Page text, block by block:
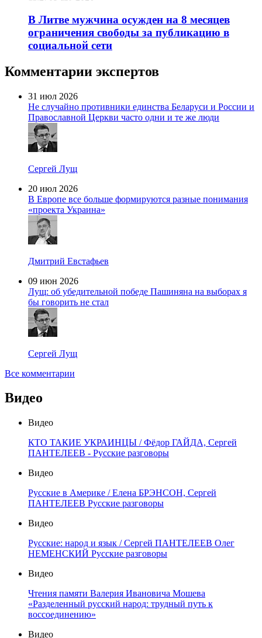
В Литве мужчина осужден на 8 месяцев
ограничения свободы за публикацию в
социальной сети
Комментарии экспертов
31 июл 2026
Не случайно противники единства Беларуси и России и
Православной Церкви часто одни и те же люди
Сергей Лущ
20 июл 2026
В Европе все больше формируются разные понимания
«проекта Украина»
Дмитрий Евстафьев
09 июн 2026
Лущ: об убедительной победе Пашиняна на выборах я
бы говорить не стал
Сергей Лущ
Все комментарии
Видео
Видео
КТО ТАКИЕ УКРАИНЦЫ / Фёдор ГАЙДА, Сергей
ПАНТЕЛЕЕВ - Русские разговоры
Видео
Русские в Америке / Елена БРЭНСОН, Сергей
ПАНТЕЛЕЕВ Русские разговоры
Видео
Русские: народ и язык / Сергей ПАНТЕЛЕЕВ Олег
НЕМЕНСКИЙ Русские разговоры
Видео
Чтения памяти Валерия Ивановича Мошева
«Разделенный русский народ: трудный путь к
воссоединению»
Видео